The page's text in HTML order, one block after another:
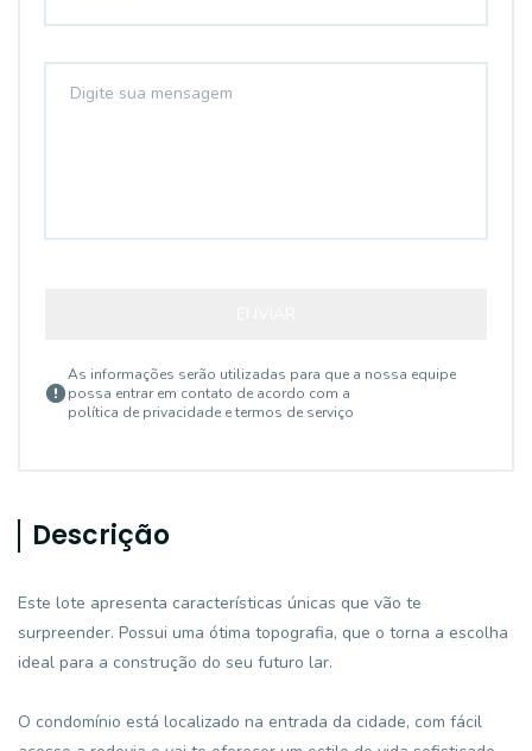
As informações serão utilizadas para que a nossa equipe
possa entrar em contato de acordo com a
política de privacidade e termos de serviço
Descrição
Este lote apresenta características únicas que vão te
surpreender. Possui uma ótima topografia, que o torna a escolha
ideal para a construção do seu futuro lar.
O condomínio está localizado na entrada da cidade, com fácil